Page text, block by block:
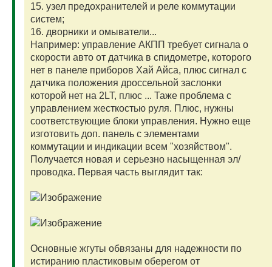
15. узел предохранителей и реле коммутации
систем;
16. дворники и омыватели...
Например: управление АКПП требует сигнала о
скорости авто от датчика в спидометре, которого
нет в панеле приборов Хай Айса, плюс сигнал с
датчика положения дроссельной заслонки
которой нет на 2LT, плюс ... Таже проблема с
управлением жесткостью руля. Плюс, нужны
соответствующие блоки управления. Нужно еще
изготовить доп. панель с элементами
коммутации и индикации всем "хозяйством".
Получается новая и серьезно насыщенная эл/
проводка. Первая часть выглядит так:
Основные жгуты обвязаны для надежности по
истиранию пластиковым оберегом от